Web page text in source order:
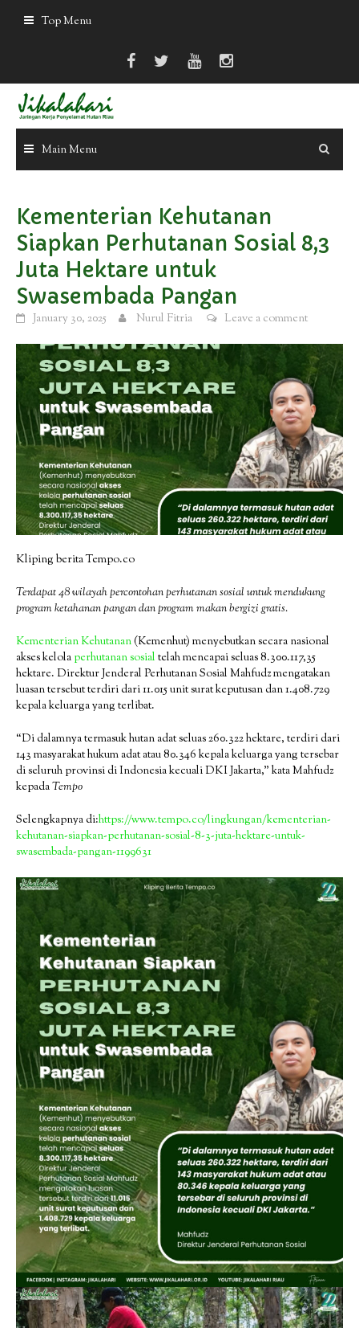
Top Menu
Main Menu
Kementerian Kehutanan
Siapkan Perhutanan Sosial 8,3
Juta Hektare untuk
Swasembada Pangan
January 30, 2025 Nurul Fitria Leave a comment
Kliping berita Tempo.co
Terdapat 48 wilayah percontohan perhutanan sosial untuk mendukung
program ketahanan pangan dan program makan bergizi gratis.
Kementerian Kehutanan(Kemenhut) menyebutkan secara nasional
akses kelola perhutanan sosial telah mencapai seluas 8.300.117,35
hektare. Direktur Jenderal Perhutanan Sosial Mahfudz mengatakan
luasan tersebut terdiri dari 11.015 unit surat keputusan dan 1.408.729
kepala keluarga yang terlibat.
“Di dalamnya termasuk hutan adat seluas 260.322 hektare, terdiri dari
143 masyarakat hukum adat atau 80.346 kepala keluarga yang tersebar
di seluruh provinsi di Indonesia kecuali DKI Jakarta,” kata Mahfudz
kepadaTempo
Selengkapnya di:https://www.tempo.co/lingkungan/kementerian-
kehutanan-siapkan-perhutanan-sosial-8-3-juta-hektare-untuk-
swasembada-pangan-1199631